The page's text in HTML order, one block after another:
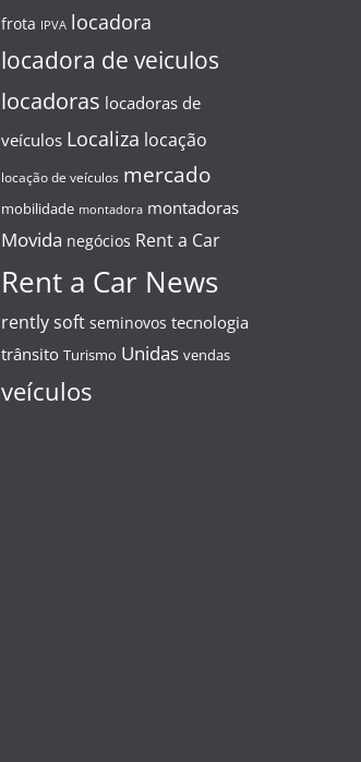
frota IPVA locadora
locadora de veiculos
locadoras locadoras de
veículos Localiza locação
locação de veículos mercado
mobilidade montadora montadoras
Movida negócios Rent a Car
Rent a Car News
rently soft seminovos tecnologia
trânsito Turismo Unidas vendas
veículos